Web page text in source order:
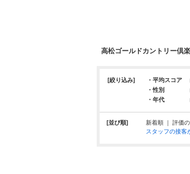
高松ゴールドカントリー倶
[絞り込み] ・平均スコア
・性別
・年代
[並び順] 新着順 ｜ 評価
スタッフの接客